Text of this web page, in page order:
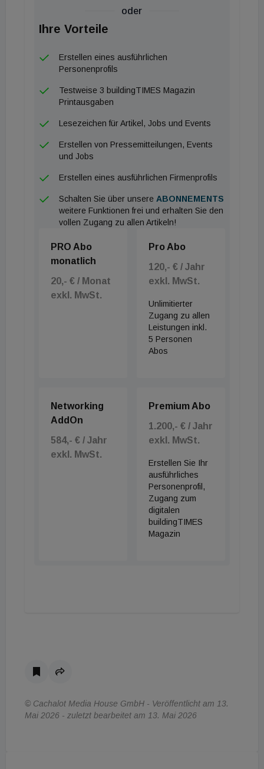
oder
Ihre Vorteile
Erstellen eines ausführlichen
Personenprofils
Testweise 3 buildingTIMES Magazin
Printausgaben
Lesezeichen für Artikel, Jobs und Events
Erstellen von Pressemitteilungen, Events
und Jobs
Erstellen eines ausführlichen Firmenprofils
Schalten Sie über unsere ABONNEMENTS
weitere Funktionen frei und erhalten Sie den
vollen Zugang zu allen Artikeln!
PRO Abo
monatlich
20,- € / Monat
exkl. MwSt.
Pro Abo
120,- € / Jahr
exkl. MwSt.
Unlimitierter
Zugang zu allen
Leistungen inkl.
5 Personen
Abos
Networking
AddOn
584,- € / Jahr
exkl. MwSt.
Premium Abo
1.200,- € / Jahr
exkl. MwSt.
Erstellen Sie Ihr
ausführliches
Personenprofil,
Zugang zum
digitalen
buildingTIMES
Magazin
© Cachalot Media House GmbH - Veröffentlicht am 13.
Mai 2026 - zuletzt bearbeitet am 13. Mai 2026